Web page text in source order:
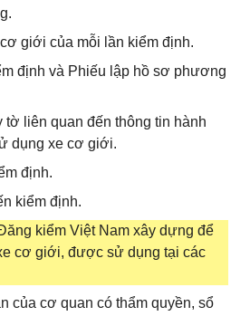
giới của mỗi lần kiểm định.
định và Phiếu lập hồ sơ phương
liên quan đến thông tin hành
dụng xe cơ giới.
định.
kiểm định.
kiểm Việt Nam xây dựng để
cơ giới, được sử dụng tại các
của cơ quan có thẩm quyền, sổ